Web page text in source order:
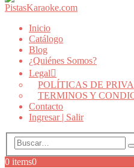
Inicio
Catálogo
Blog
¿Quiénes Somos?
Legal
POLÍTICAS DE
TERMINOS Y
Contacto
Ingresar | Salir
0 items0